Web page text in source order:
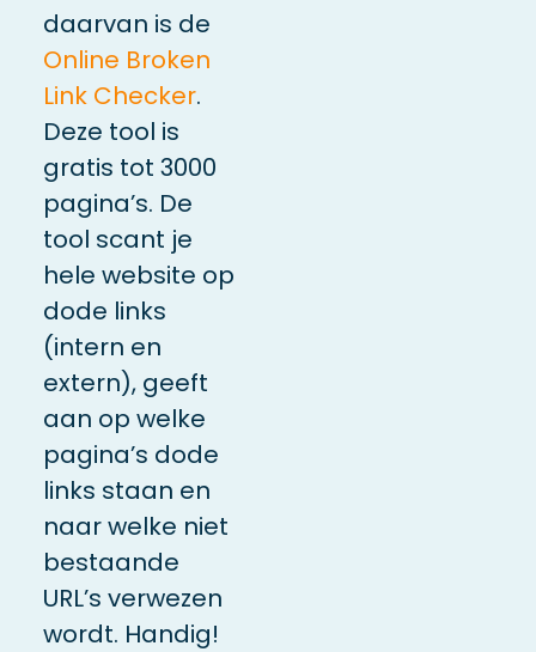
daarvan is de
Online Broken
Link Checker.
Deze tool is
gratis tot 3000
pagina’s. De
tool scant je
hele website op
dode links
(intern en
extern), geeft
aan op welke
pagina’s dode
links staan en
naar welke niet
bestaande
URL’s verwezen
wordt. Handig!